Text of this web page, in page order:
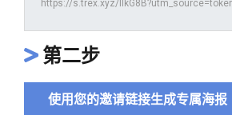
第二步
使用您的邀请链接生成专属海报